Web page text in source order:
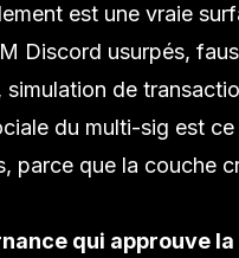
est une vraie
Discord usurpés,
simulation de
du multi-sig est
parce que la couche
qui approuve